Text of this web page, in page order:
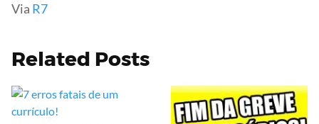
Via R7
Related Posts